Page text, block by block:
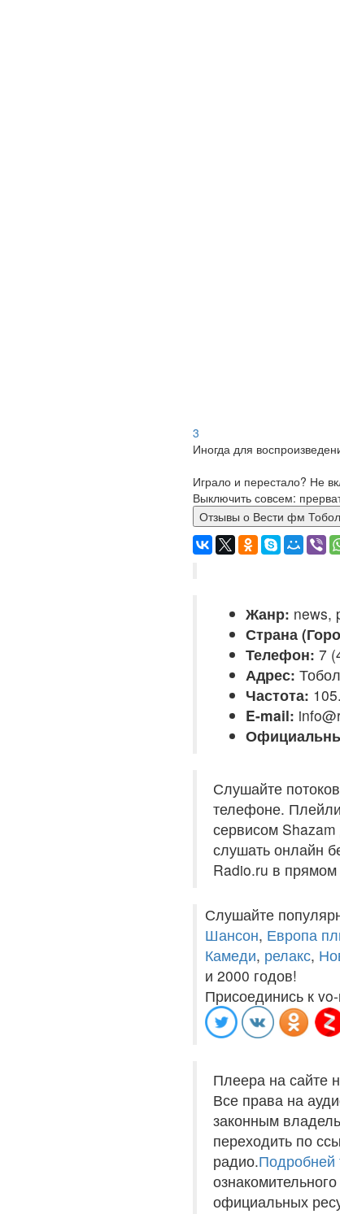
3
Иногда для
Играло и перестало? Не
Выключить совсем:
Отзывы о Вести фм
Жанр: news,
Страна
Телефон: 7
Адрес:
Частота:
E-mail:
Слушайте
телефоне.
сервисом
слушать онлайн
Radio.ru в
Слушайте
Шансон, Европа
Камеди, релакс,
и 2000 годов!
Присоединись к
Плеера на сайте
Все права на
законным
переходить по
радио.Подробней
официальных